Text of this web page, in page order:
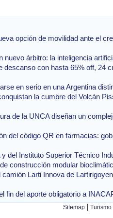
opción de movilidad ante el
nuevo árbitro: la inteligencia
descanso con hasta 65% off, 24
en serio en una Argentina
la cumbre del Volcán
de la UNCA diseñan un
del código QR en farmacias:
del Instituto Superior Técnico
construcción modular
camión Larti Innova de
fin del aporte obligatorio a
Sitemap | Turismo